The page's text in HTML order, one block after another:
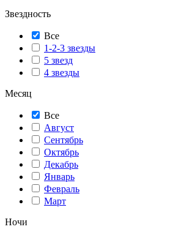
Звездность
Все
1-2-3 звезды
5 звезд
4 звезды
Месяц
Все
Август
Сентябрь
Октябрь
Декабрь
Январь
Февраль
Март
Ночи